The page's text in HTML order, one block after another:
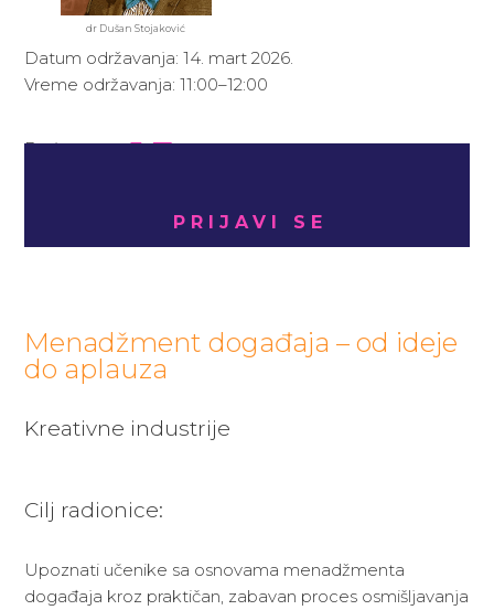
dr Dušan Stojaković
Datum održavanja: 14. mart 2026.
Vreme održavanja: 11:00–12:00
Broj mesta: 15
PRIJAVI SE
Menadžment događaja – od ideje
do aplauza
Kreativne industrije
Cilj radionice:
Upoznati učenike sa osnovama menadžmenta
događaja kroz praktičan, zabavan proces osmišljavanja